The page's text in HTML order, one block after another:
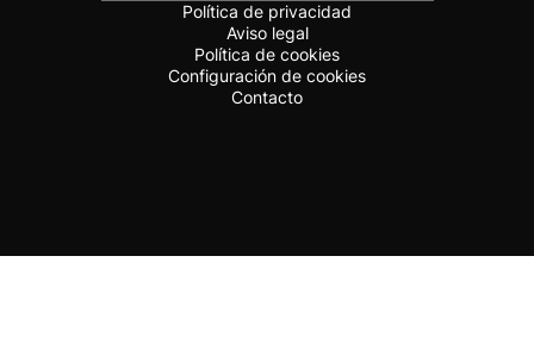
Política de privacidad
Aviso legal
Política de cookies
Configuración de cookies
Contacto